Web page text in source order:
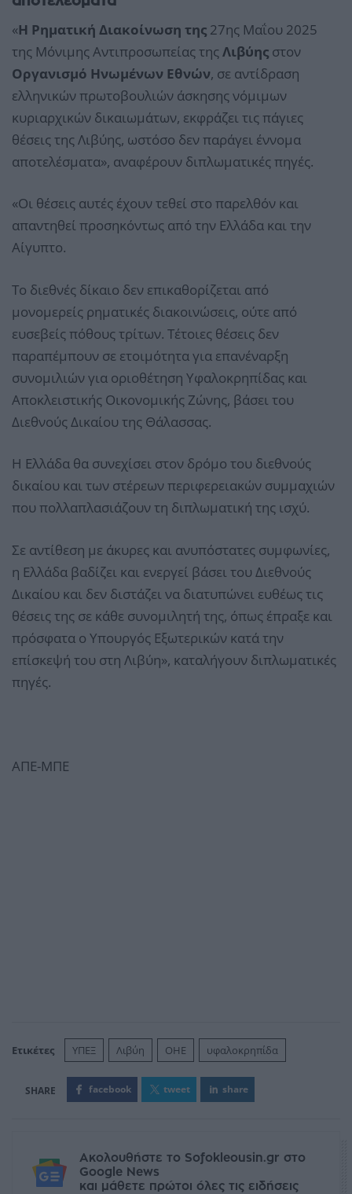
«Η Ρηματική Διακοίνωση της 27ης Μαΐου 2025
της Μόνιμης Αντιπροσωπείας της Λιβύης στον
Οργανισμό Ηνωμένων Εθνών, σε αντίδραση
ελληνικών πρωτοβουλιών άσκησης νόμιμων
κυριαρχικών δικαιωμάτων, εκφράζει τις πάγιες
θέσεις της Λιβύης, ωστόσο δεν παράγει έννομα
αποτελέσματα», αναφέρουν διπλωματικές πηγές.
«Οι θέσεις αυτές έχουν τεθεί στο παρελθόν και
απαντηθεί προσηκόντως από την Ελλάδα και την
Αίγυπτο.
Το διεθνές δίκαιο δεν επικαθορίζεται από
μονομερείς ρηματικές διακοινώσεις, ούτε από
ευσεβείς πόθους τρίτων. Τέτοιες θέσεις δεν
παραπέμπουν σε ετοιμότητα για επανέναρξη
συνομιλιών για οριοθέτηση Υφαλοκρηπίδας και
Αποκλειστικής Οικονομικής Ζώνης, βάσει του
Διεθνούς Δικαίου της Θάλασσας.
Η Ελλάδα θα συνεχίσει στον δρόμο του διεθνούς
δικαίου και των στέρεων περιφερειακών συμμαχιών
που πολλαπλασιάζουν τη διπλωματική της ισχύ.
Σε αντίθεση με άκυρες και ανυπόστατες συμφωνίες,
η Ελλάδα βαδίζει και ενεργεί βάσει του Διεθνούς
Δικαίου και δεν διστάζει να διατυπώνει ευθέως τις
θέσεις της σε κάθε συνομιλητή της, όπως έπραξε και
πρόσφατα ο Υπουργός Εξωτερικών κατά την
επίσκεψή του στη Λιβύη», καταλήγουν διπλωματικές
πηγές.
ΑΠΕ-ΜΠΕ
Ετικέτες ΥΠΕΞ Λιβύη ΟΗΕ υφαλοκρηπίδα
facebook tweet share
Ακολουθήστε το Sofokleousin.gr στο
Google News
και μάθετε πρώτοι όλες τις ειδήσεις